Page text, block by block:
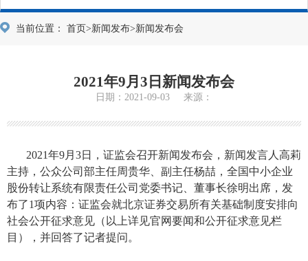
当前位置： 首页>新闻发布>新闻发布会
2021年9月3日新闻发布会
日期：2021-09-03 来源：
2021年9月3日，证监会召开新闻发布会，新闻发言人高莉
主持， 公众公司部主任周贵华、副主任杨喆，全国中小企业
股份转让系统有限责任公司党委书记、董事长徐明出席，发
布了1项内容：证监会就北京证券交易所有关基础制度安排向
社会公开征求意见（以上详见官网要闻和公开征求意见栏
目），并回答了记者提问。